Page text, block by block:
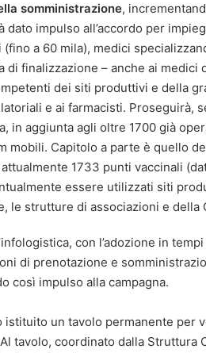
somministrazione,
dato impulso all’accordo per
a 60 mila), medici
di finalizzazione – anche ai medici
dei siti produttivi e della
e ai farmacisti. Proseguirà,
in aggiunta agli oltre 1700 già
mobili. Capitolo a parte è quello
1733 punti vaccinali
essere utilizzati siti
le strutture di associazioni e della
con l’adozione in
di prenotazione e
così impulso alla campagna.
un tavolo permanente per
tavolo, coordinato dalla Struttura